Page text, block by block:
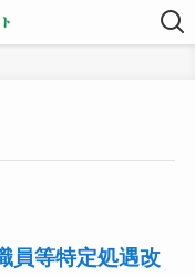
員等特定処遇改